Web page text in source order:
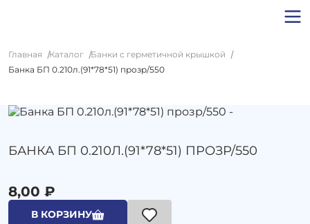
Главная Каталог
Банки с герметичной крышкой
Банка БП 0.210л.(91*78*51) прозр/550
БАНКА БП 0.210Л.(91*78*51) ПРОЗР/550
8,00 ₽
В КОРЗИНУ